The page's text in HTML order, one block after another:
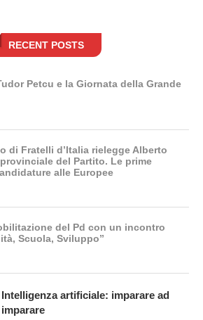
RECENT POSTS
Petcu e la Giornata della Grande
di Fratelli d’Italia rielegge Alberto
del Partito. Le prime
alle Europee
del Pd con un incontro
Scuola, Sviluppo”
Intelligenza artificiale: imparare ad
imparare